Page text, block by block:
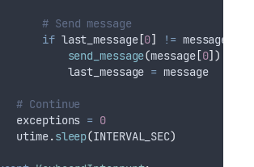
# Send message
if last_message[0] != message
send_message(message[0])
last_message
= message
# Continue
exceptions
= 0
utime
.sleep(INTERVAL_SEC)